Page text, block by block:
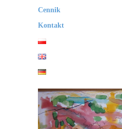
Cennik
Kontakt